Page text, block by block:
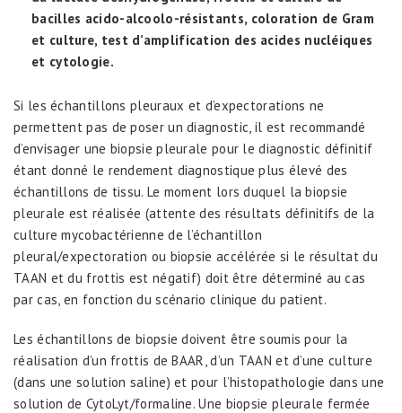
bacilles acido-alcoolo-résistants, coloration de Gram
et culture, test d’amplification des acides nucléiques
et cytologie.
Si les échantillons pleuraux et d’expectorations ne
permettent pas de poser un diagnostic, il est recommandé
d’envisager une biopsie pleurale pour le diagnostic définitif
étant donné le rendement diagnostique plus élevé des
échantillons de tissu. Le moment lors duquel la biopsie
pleurale est réalisée (attente des résultats définitifs de la
culture mycobactérienne de l’échantillon
pleural/expectoration ou biopsie accélérée si le résultat du
TAAN et du frottis est négatif) doit être déterminé au cas
par cas, en fonction du scénario clinique du patient.
Les échantillons de biopsie doivent être soumis pour la
réalisation d’un frottis de BAAR, d’un TAAN et d’une culture
(dans une solution saline) et pour l’histopathologie dans une
solution de CytoLyt/formaline. Une biopsie pleurale fermée